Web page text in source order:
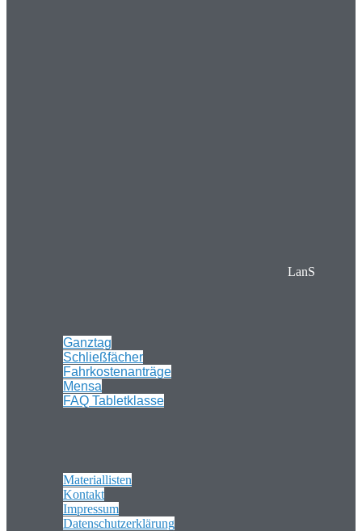
LanS
Ganztag
Schließfächer
Fahrkostenanträge
Mensa
FAQ Tabletklasse
Materiallisten
Kontakt
Impressum
Datenschutzerklärung